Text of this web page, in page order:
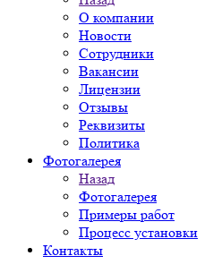
О компании
Новости
Сотрудники
Вакансии
Лицензии
Отзывы
Реквизиты
Политика
Фотогалерея
Назад
Фотогалерея
Примеры работ
Процесс установки
Контакты